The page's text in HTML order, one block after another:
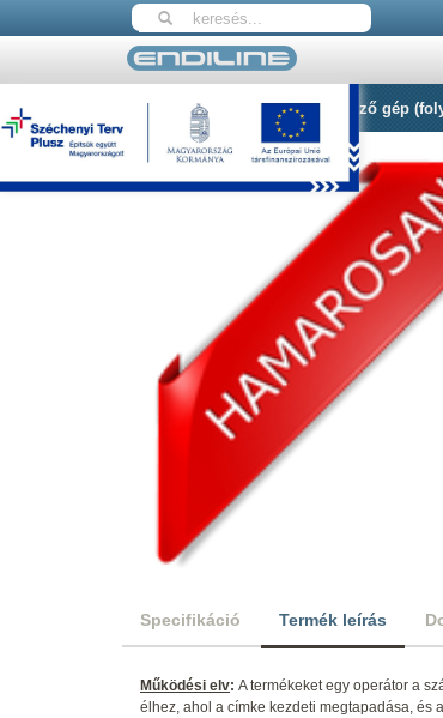
Nyitólap ELT-2310 Körbecímkéző gép
Specifikáció Termék leírás
Működési elv: A termékeket egy operátor a
élhez, ahol a címke kezdeti megtapadása, és